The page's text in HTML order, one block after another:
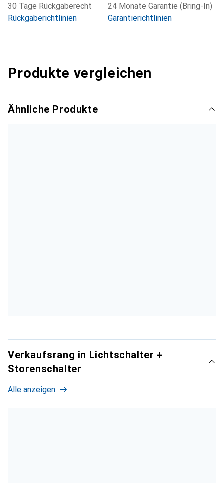
30 Tage Rückgaberecht
Rückgaberichtlinien
24 Monate Garantie (Bring-In)
Garantierichtlinien
Produkte vergleichen
Ähnliche Produkte
Verkaufsrang in Lichtschalter +
Storenschalter
Alle anzeigen